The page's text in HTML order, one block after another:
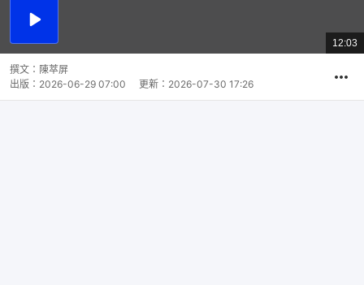
播
總
共
間
12:03
撰文： 陳萃屏
出版： 2026-06-29 07:00 更新： 2026-07-30 17:26